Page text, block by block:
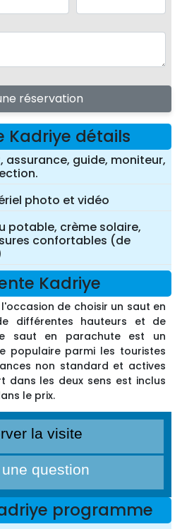
réservation
Kadriye détails
assurance, guide, moniteur,
photo et vidéo
potable, crème solaire,
confortables (de
Kadriye
de choisir un saut en
différentes hauteurs et de
saut en parachute est un
populaire parmi les touristes
non standard et actives
dans les deux sens est inclus
le prix.
la visite
question
programme